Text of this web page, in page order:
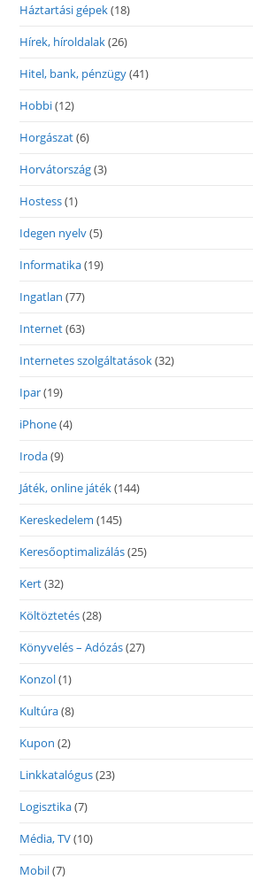
Háztartási gépek(18)
Hírek, híroldalak(26)
Hitel, bank, pénzügy(41)
Hobbi(12)
Horgászat(6)
Horvátország(3)
Hostess(1)
Idegen nyelv(5)
Informatika(19)
Ingatlan (77)
Internet(63)
Internetes szolgáltatások(32)
Ipar(19)
iPhone(4)
Iroda(9)
Játék, online játék(144)
Kereskedelem (145)
Keresőoptimalizálás(25)
Kert(32)
Költöztetés(28)
Könyvelés – Adózás(27)
Konzol(1)
Kultúra(8)
Kupon (2)
Linkkatalógus(23)
Logisztika(7)
Média, TV(10)
Mobil(7)